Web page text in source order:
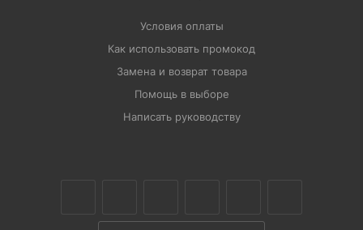
Условия оплаты
Как использовать промокод
Замена и возврат товара
Помощь в выборе
Написать руководству